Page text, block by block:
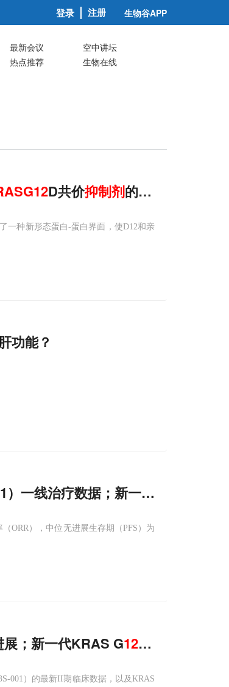
登录 注册 生物谷APP
最新会议
空中讲坛
热点推荐
生物在线
12D共价抑制剂的精准设计与效
一种新形态蛋白-蛋白界面，使D12和亲
功能？
一线治疗数据；新一代KRAS G
ORR），中位无进展生存期（PFS）为
；新一代KRAS G12C抑制剂
001）的最新II期临床数据，以及KRAS